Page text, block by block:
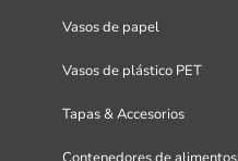
Vasos de papel
Vasos de plástico PET
Tapas & Accesorios